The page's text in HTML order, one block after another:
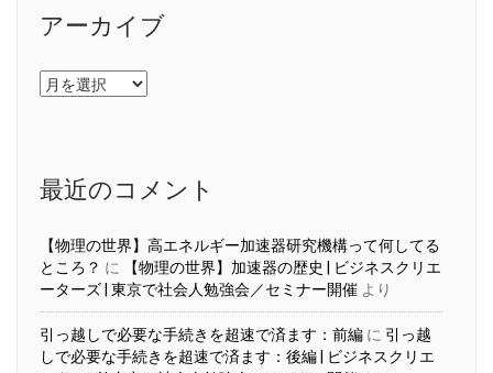
アーカイブ
ア
ー
最近のコメント
【物理の世界】高エネルギー加速器研究機構って何してる
ところ？ に
【物理の世界】加速器の歴史 | ビジネスクリエ
ーターズ | 東京で社会人勉強会／セミナー開催 より
引っ越しで必要な手続きを超速で済ます：前編 に 引っ越
しで必要な手続きを超速で済ます：後編 | ビジネスクリエ